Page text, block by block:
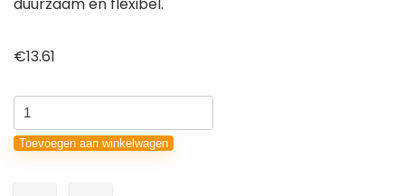
€13.61
x
tandriem
Toevoegen aan winkelwagen